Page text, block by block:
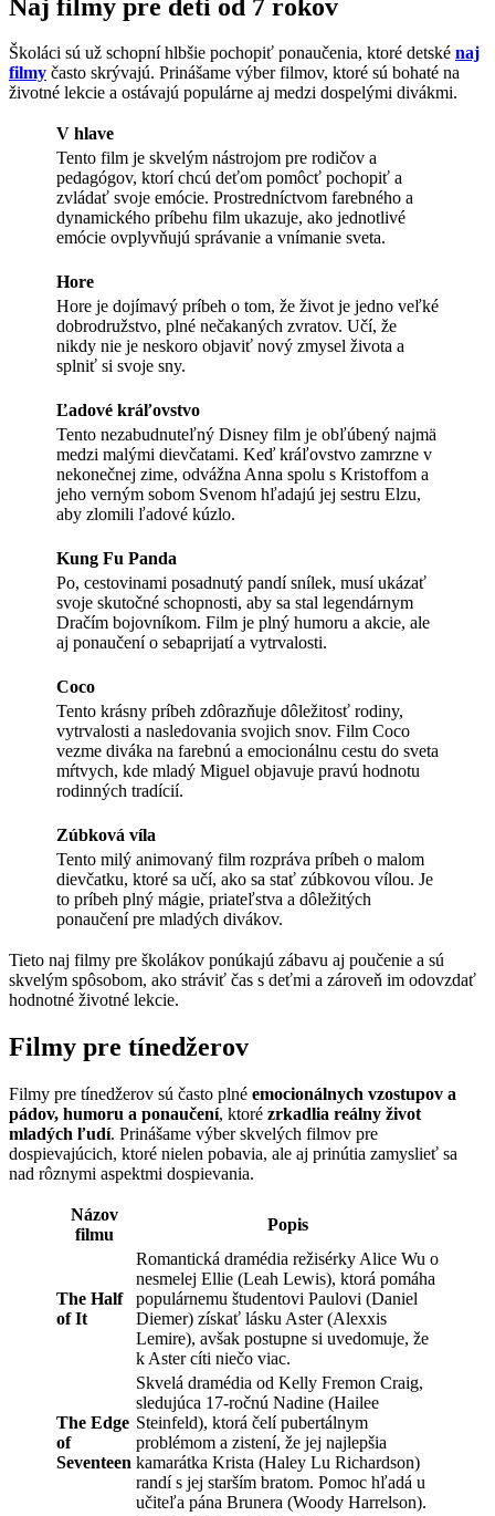
Naj filmy pre deti od 7 rokov
Školáci sú už schopní hlbšie pochopiť ponaučenia, ktoré detské naj
filmy často skrývajú. Prinášame výber filmov, ktoré sú bohaté na
životné lekcie a ostávajú populárne aj medzi dospelými divákmi.
V hlave
Tento film je skvelým nástrojom pre rodičov a
pedagógov, ktorí chcú deťom pomôcť pochopiť a
zvládať svoje emócie. Prostredníctvom farebného a
dynamického príbehu film ukazuje, ako jednotlivé
emócie ovplyvňujú správanie a vnímanie sveta.
Hore
Hore je dojímavý príbeh o tom, že život je jedno veľké
dobrodružstvo, plné nečakaných zvratov. Učí, že
nikdy nie je neskoro objaviť nový zmysel života a
splniť si svoje sny.
Ľadové kráľovstvo
Tento nezabudnuteľný Disney film je obľúbený najmä
medzi malými dievčatami. Keď kráľovstvo zamrzne v
nekonečnej zime, odvážna Anna spolu s Kristoffom a
jeho verným sobom Svenom hľadajú jej sestru Elzu,
aby zlomili ľadové kúzlo.
Kung Fu Panda
Po, cestovinami posadnutý pandí snílek, musí ukázať
svoje skutočné schopnosti, aby sa stal legendárnym
Dračím bojovníkom. Film je plný humoru a akcie, ale
aj ponaučení o sebaprijatí a vytrvalosti.
Coco
Tento krásny príbeh zdôrazňuje dôležitosť rodiny,
vytrvalosti a nasledovania svojich snov. Film Coco
vezme diváka na farebnú a emocionálnu cestu do sveta
mŕtvych, kde mladý Miguel objavuje pravú hodnotu
rodinných tradícií.
Zúbková víla
Tento milý animovaný film rozpráva príbeh o malom
dievčatku, ktoré sa učí, ako sa stať zúbkovou vílou. Je
to príbeh plný mágie, priateľstva a dôležitých
ponaučení pre mladých divákov.
Tieto naj filmy pre školákov ponúkajú zábavu aj poučenie a sú
skvelým spôsobom, ako stráviť čas s deťmi a zároveň im odovzdať
hodnotné životné lekcie.
Filmy pre tínedžerov
Filmy pre tínedžerov sú často plné emocionálnych vzostupov a
pádov, humoru a ponaučení, ktoré zrkadlia reálny život
mladých ľudí. Prinášame výber skvelých filmov pre
dospievajúcich, ktoré nielen pobavia, ale aj prinútia zamyslieť sa
nad rôznymi aspektmi dospievania.
Názov
filmu
Popis
The Half
of It
Romantická dramédia režisérky Alice Wu o
nesmelej Ellie (Leah Lewis), ktorá pomáha
populárnemu študentovi Paulovi (Daniel
Diemer) získať lásku Aster (Alexxis
Lemire), avšak postupne si uvedomuje, že
k Aster cíti niečo viac.
The Edge
of
Seventeen
Skvelá dramédia od Kelly Fremon Craig,
sledujúca 17-ročnú Nadine (Hailee
Steinfeld), ktorá čelí pubertálnym
problémom a zistení, že jej najlepšia
kamarátka Krista (Haley Lu Richardson)
randí s jej starším bratom. Pomoc hľadá u
učiteľa pána Brunera (Woody Harrelson).